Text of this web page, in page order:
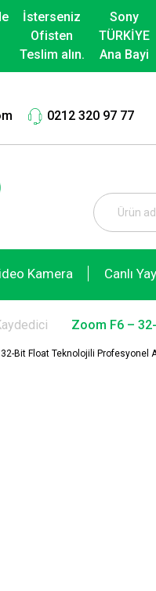
İsterseniz
Ofisten
Teslim alın.
Sony
TÜRKİYE
Ana Bayi
0212 320 97 77
Kamera Canlı
Zoom F6 –